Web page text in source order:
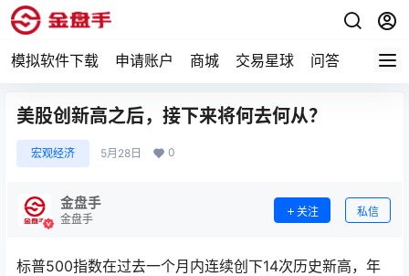
模拟软件下载 申请账户 商城 交易星球 问答 专题
美股创新高之后，接下来将何去何从？
宏观经济 5月28日 0
金盘手
金盘手
关注 私信
标普500指数在过去一个月内连续创下14次历史新高，年